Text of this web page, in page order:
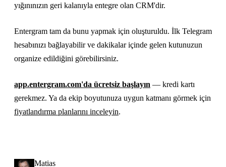
yığınınızın geri kalanıyla entegre olan CRM'dir.
Entergram tam da bunu yapmak için oluşturuldu. İlk Telegram
hesabınızı bağlayabilir ve dakikalar içinde gelen kutunuzun
organize edildiğini görebilirsiniz.
app.entergram.com'da ücretsiz başlayın — kredi kartı
gerekmez. Ya da ekip boyutunuza uygun katmanı görmek için
fiyatlandırma planlarını inceleyin.
Matias